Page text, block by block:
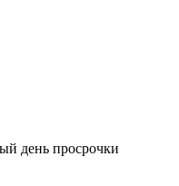
день просрочки